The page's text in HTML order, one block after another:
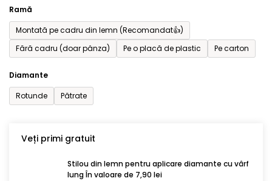
Ramă
Montată pe cadru din lemn (Recomandat👍)
Fără cadru (doar pânza)
Pe o placă de plastic Pe carton
Diamante
Rotunde
Pătrate
Veți primi gratuit
Stilou din lemn pentru aplicare diamante cu vârf
lung În valoare de 7,90 lei